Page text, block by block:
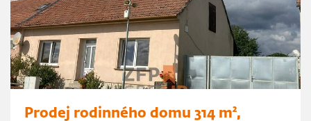
Prodej rodinného domu 314 m²,